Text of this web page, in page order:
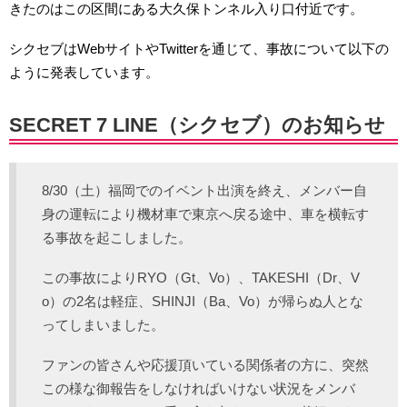
きたのはこの区間にある大久保トンネル入り口付近です。
シクセブはWebサイトやTwitterを通じて、事故について以下の
ように発表しています。
SECRET 7 LINE（シクセブ）のお知らせ
8/30（土）福岡でのイベント出演を終え、メンバー自
身の運転により機材車で東京へ戻る途中、車を横転す
る事故を起こしました。
この事故によりRYO（Gt、Vo）、TAKESHI（Dr、V
o）の2名は軽症、SHINJI（Ba、Vo）が帰らぬ人とな
ってしまいました。
ファンの皆さんや応援頂いている関係者の方に、突然
この様な御報告をしなければいけない状況をメンバ